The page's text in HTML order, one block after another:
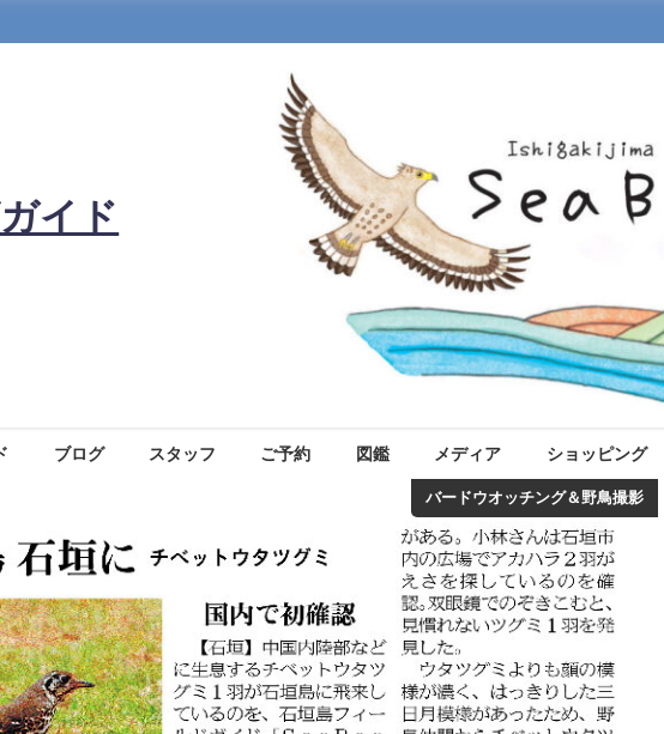
イド
ブログ スタッフ ご予約 図鑑 メディア ショッピング
バードウオッチング＆野鳥撮影